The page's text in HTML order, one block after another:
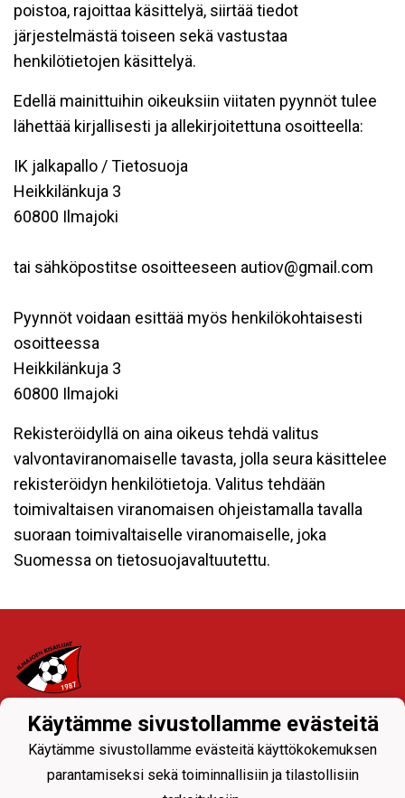
poistoa, rajoittaa käsittelyä, siirtää tiedot
järjestelmästä toiseen sekä vastustaa
henkilötietojen käsittelyä.
Edellä mainittuihin oikeuksiin viitaten pyynnöt tulee
lähettää kirjallisesti ja allekirjoitettuna osoitteella:
IK jalkapallo / Tietosuoja
Heikkilänkuja 3
60800 Ilmajoki
tai sähköpostitse osoitteeseen autiov@gmail.com
Pyynnöt voidaan esittää myös henkilökohtaisesti
osoitteessa
Heikkilänkuja 3
60800 Ilmajoki
Rekisteröidyllä on aina oikeus tehdä valitus
valvontaviranomaiselle tavasta, jolla seura käsittelee
rekisteröidyn henkilötietoja. Valitus tehdään
toimivaltaisen viranomaisen ohjeistamalla tavalla
suoraan toimivaltaiselle viranomaiselle, joka
Suomessa on tietosuojavaltuutettu.
Tietosuojaseloste
Ylävalikon seuranavigoinnista joukkueiden sivuille
Käytämme sivustollamme evästeitä
Käytämme sivustollamme evästeitä käyttökokemuksen
parantamiseksi sekä toiminnallisiin ja tilastollisiin